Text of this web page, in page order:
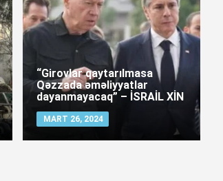
“Girovlar qaytarılmasa
Qəzzada əməliyyatlar
dayanmayacaq” – İSRAİL XİN
MART 26, 2024